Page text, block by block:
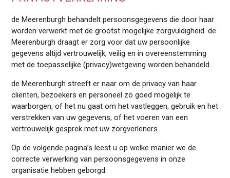
de Meerenburgh behandelt persoonsgegevens die door haar
worden verwerkt met de grootst mogelijke zorgvuldigheid. de
Meerenburgh draagt er zorg voor dat uw persoonlijke
gegevens altijd vertrouwelijk, veilig en in overeenstemming
met de toepasselijke (privacy)wetgeving worden behandeld.
de Meerenburgh streeft er naar om de privacy van haar
cliënten, bezoekers en personeel zo goed mogelijk te
waarborgen, of het nu gaat om het vastleggen, gebruik en het
verstrekken van uw gegevens, of het voeren van een
vertrouwelijk gesprek met uw zorgverleners.
Op de volgende pagina’s leest u op welke manier we de
correcte verwerking van persoonsgegevens in onze
organisatie hebben geborgd.